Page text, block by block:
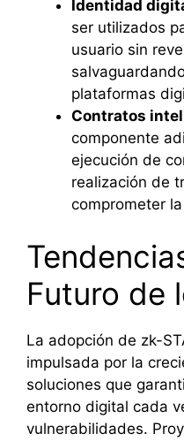
Identidad
ser utilizados
usuario sin
plataformas
Contratos
componente
ejecución de
realización de
comprometer
Futuro de
La adopción de zk-
impulsada por la
soluciones que
entorno digital cada
vulnerabilidades.